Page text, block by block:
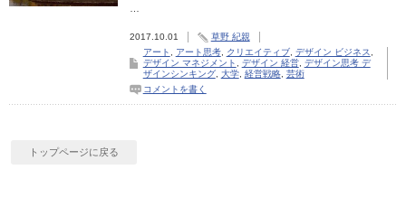
2017.10.01
草野 紀親
アート
アート思考, クリエイティブ, デザイン ビジネス
デザイン マネジメント
デザイン 経営, デザイン思考 デ
ザインシンキング, 大学, 経営戦略, 芸術
コメントを書く
トップページに戻る